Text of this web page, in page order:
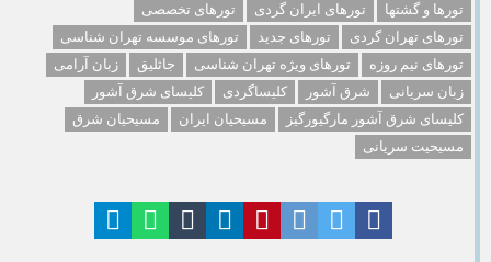
تورها و گشتها
تورهای ایران گردی
تورهای تخصصی
تورهای تهران گردی
تورهای جدید
تورهای موسسه تهران شناسی
تورهای نیم روزه
تورهای ویژه تهران شناسی جاثلیق
زبان آرامی
زبان سریانی
شرق آشور کلیساگردی
کلیسای شرق آشور
کلیسای شرق آشور مارگیورگیز
مسیحیان ایران
مسیحیان شرق
مسیحیت سریانی